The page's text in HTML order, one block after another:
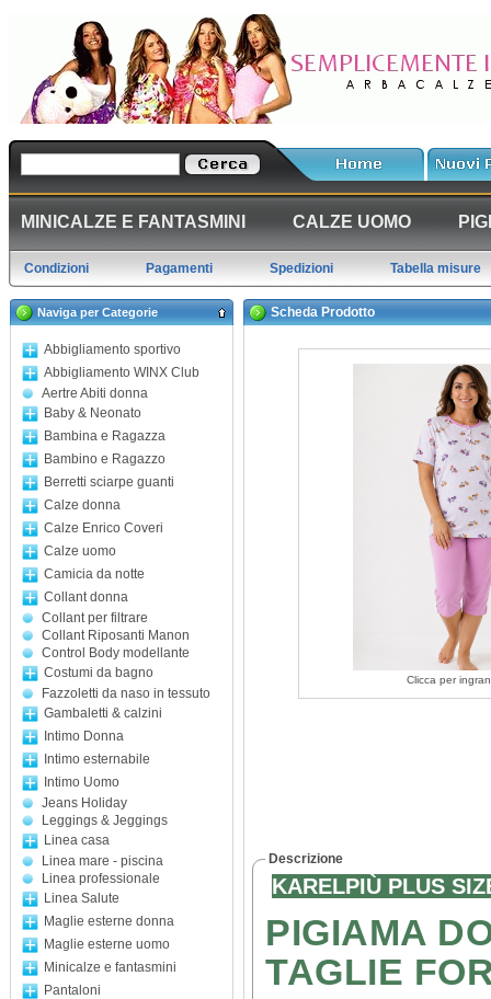
MINICALZE E FANTASMINI CALZE UOMO
Condizioni Pagamenti Spedizioni Tabella misure
Naviga per Categorie
Abbigliamento sportivo
Abbigliamento WINX Club
Aertre Abiti donna
Baby & Neonato
Bambina e Ragazza
Bambino e Ragazzo
Berretti sciarpe guanti
Calze donna
Calze Enrico Coveri
Calze uomo
Camicia da notte
Collant donna
Collant per filtrare
Collant Riposanti Manon
Control Body modellante
Costumi da bagno
Fazzoletti da naso in tessuto
Gambaletti & calzini
Intimo Donna
Intimo esternabile
Intimo Uomo
Jeans Holiday
Leggings & Jeggings
Linea casa
Linea mare - piscina
Linea professionale
Linea Salute
Maglie esterne donna
Maglie esterne uomo
Minicalze e fantasmini
Pantaloni
Scheda Prodotto
Clicca per
Descrizione
KARELPIÙ PLUS
PIGIAMA
TAGLIE